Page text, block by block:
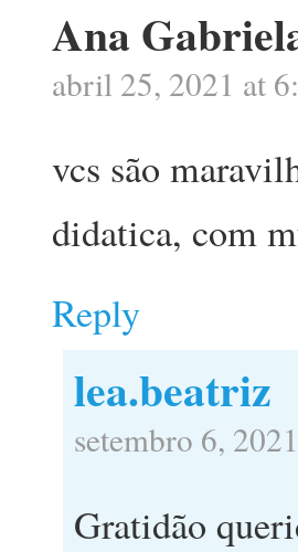
Ana
abril 25, 2021 at
vcs são
didatica, com
Reply
lea.beatriz
setembro 6,
Gratidão